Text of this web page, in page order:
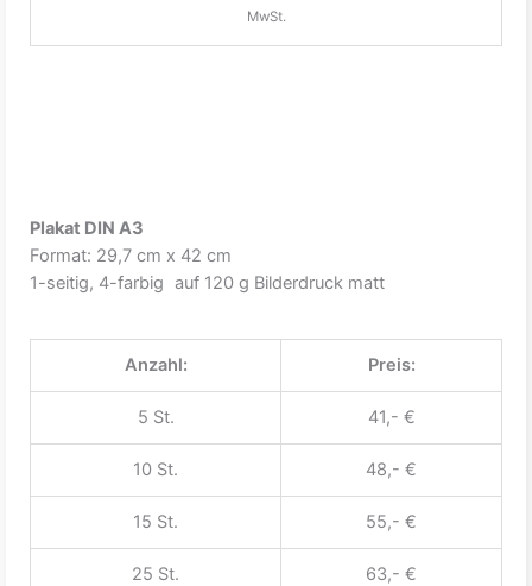
MwSt.
Plakat DIN A3
Format: 29,7 cm x 42 cm
1-seitig, 4-farbig auf 120 g Bilderdruck matt
Anzahl: Preis:
5 St. 41,- €
10 St. 48,- €
15 St. 55,- €
25 St. 63,- €